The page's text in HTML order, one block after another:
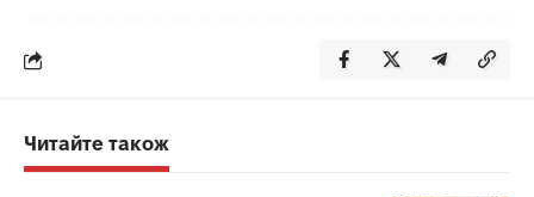
Читайте також